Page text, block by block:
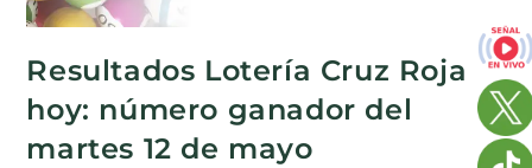
Resultados Lotería Cruz Roja
hoy: número ganador del
martes 12 de mayo